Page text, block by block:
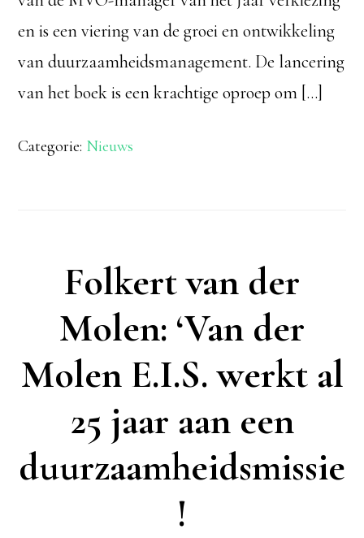
en is een viering van de groei en ontwikkeling
van duurzaamheidsmanagement. De lancering
van het boek is een krachtige oproep om […]
Categorie: Nieuws
Folkert van der
Molen: ‘Van der
Molen E.I.S. werkt al
25 jaar aan een
duurzaamheidsmissie
!